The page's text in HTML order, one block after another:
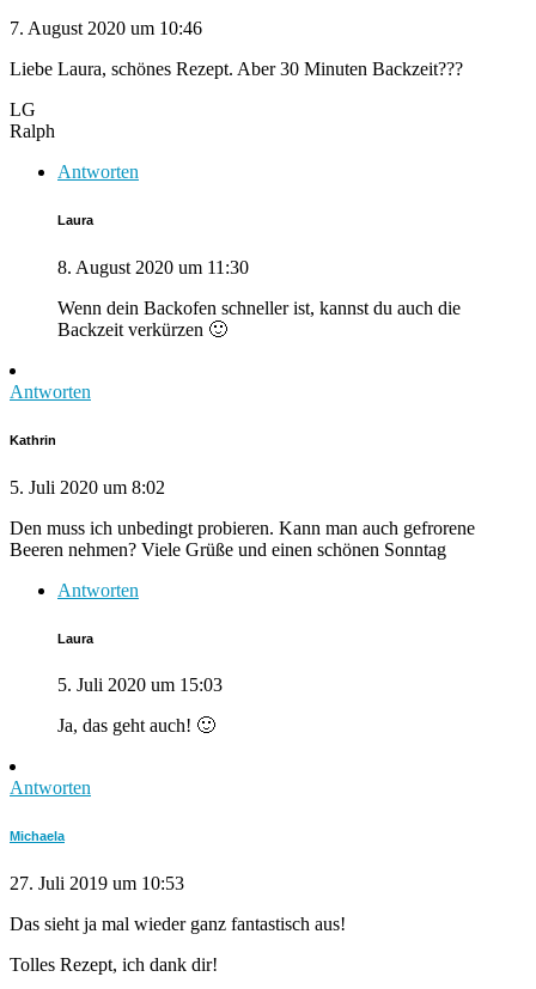
7. August 2020 um 10:46
Liebe Laura, schönes Rezept. Aber 30 Minuten Backzeit???
LG
Ralph
Antworten
Laura
8. August 2020 um 11:30
Wenn dein Backofen schneller ist, kannst du auch die
Backzeit verkürzen 🙂
Antworten
Kathrin
5. Juli 2020 um 8:02
Den muss ich unbedingt probieren. Kann man auch gefrorene
Beeren nehmen? Viele Grüße und einen schönen Sonntag
Antworten
Laura
5. Juli 2020 um 15:03
Ja, das geht auch! 🙂
Antworten
Michaela
27. Juli 2019 um 10:53
Das sieht ja mal wieder ganz fantastisch aus!
Tolles Rezept, ich dank dir!